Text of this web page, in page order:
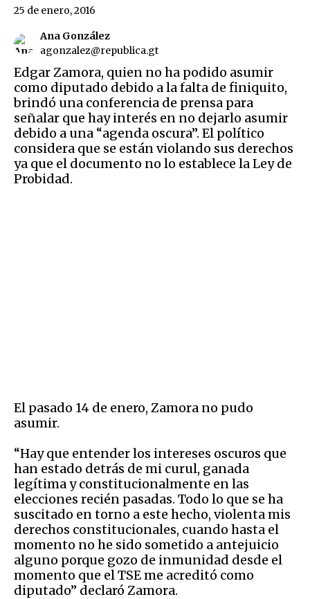
Ana González
agonzalez@republica.gt
25 de enero, 2016
Edgar Zamora, quien no ha podido asumir
como diputado debido a la falta de finiquito,
brindó una conferencia de prensa para
señalar que hay interés en no dejarlo asumir
debido a una “agenda oscura”. El político
considera que se están violando sus derechos
ya que el documento no lo establece la Ley de
Probidad.
El pasado 14 de enero, Zamora no pudo
asumir.
“Hay que entender los intereses oscuros que
han estado detrás de mi curul, ganada
legítima y constitucionalmente en las
elecciones recién pasadas. Todo lo que se ha
suscitado en torno a este hecho, violenta mis
derechos constitucionales, cuando hasta el
momento no he sido sometido a antejuicio
alguno porque gozo de inmunidad desde el
momento que el TSE me acreditó como
diputado” declaró Zamora.